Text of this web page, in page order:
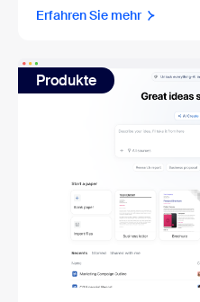
Erfahren Sie mehr
Produkte